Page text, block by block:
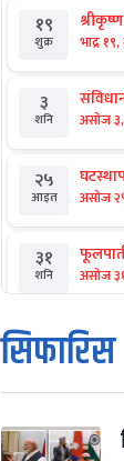
१९
शुक्र भाद्र
३
शनि असोज
२५
आइत असोज
३१
शनि असोज
१
आइत
कार्तिक
कार्तिक
मंगल कार्तिक
सिफारिस